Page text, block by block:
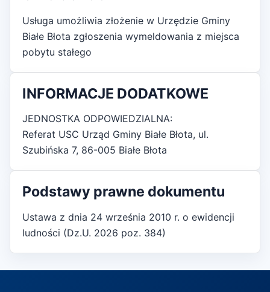
Usługa umożliwia złożenie w Urzędzie Gminy
Białe Błota zgłoszenia wymeldowania z miejsca
pobytu stałego
INFORMACJE DODATKOWE
JEDNOSTKA ODPOWIEDZIALNA:
Referat USC Urząd Gminy Białe Błota, ul.
Szubińska 7, 86-005 Białe Błota
Podstawy prawne dokumentu
Ustawa z dnia 24 września 2010 r. o ewidencji
ludności (Dz.U. 2026 poz. 384)